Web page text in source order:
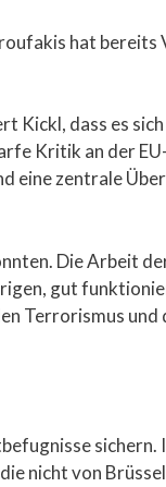
hat bereits
Kickl, dass es
Kritik an der
eine zentrale
Die Arbeit
gut
Terrorismus
sichern.
nicht von